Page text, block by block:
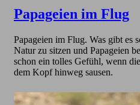
Papageien im Flug
Papageien im Flug. Was gibt es
Natur zu sitzen und Papageien
schon ein tolles Gefühl, wenn
dem Kopf hinweg sausen.